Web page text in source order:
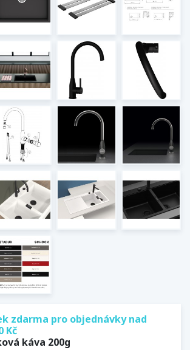
zdarma pro objednávky nad
Kč
káva 200g